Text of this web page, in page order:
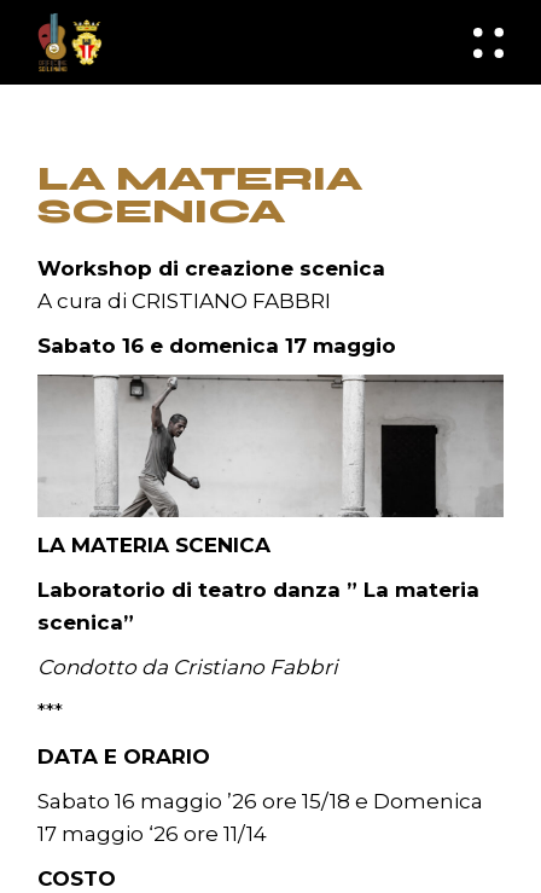
content
LA MATERIA
SCENICA
Workshop di creazione scenica
A cura di CRISTIANO FABBRI
Sabato 16 e domenica 17 maggio
LA MATERIA SCENICA
Laboratorio di teatro danza ” La materia
scenica”
Condotto da Cristiano Fabbri
***
DATA E ORARIO
Sabato 16 maggio ’26 ore 15/18 e Domenica
17 maggio ‘26 ore 11/14
COSTO